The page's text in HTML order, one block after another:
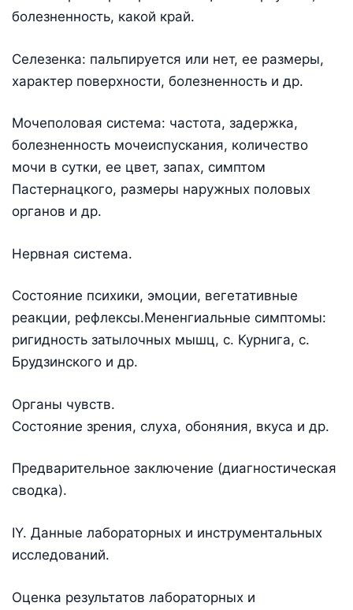
болезненность, какой край.
Селезенка: пальпируется или нет, ее размеры,
характер поверхности, болезненность и др.
Мочеполовая система: частота, задержка,
болезненность мочеиспускания, количество
мочи в сутки, ее цвет, запах, симптом
Пастернацкого, размеры наружных половых
органов и др.
Нервная система.
Состояние психики, эмоции, вегетативные
реакции, рефлексы.Мененгиальные симптомы:
ригидность затылочных мышц, с. Курнига, с.
Брудзинского и др.
Органы чувств.
Состояние зрения, слуха, обоняния, вкуса и др.
Предварительное заключение (диагностическая
сводка).
IY. Данные лабораторных и инструментальных
исследований.
Оценка результатов лабораторных и